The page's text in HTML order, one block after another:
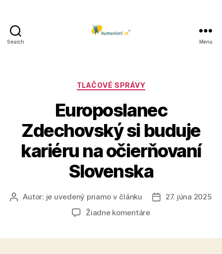
Search Menu
Kategórie
TLAČOVÉ SPRÁVY
Europoslanec
Zdechovský si buduje
kariéru na očierňovaní
Slovenska
AutorAutor: je uvedený priamo v článku
Dátum
27. júna 2025
Žiadne komentárena